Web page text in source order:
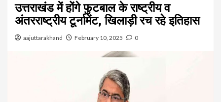
उत्तराखंड में होंगे फुटबाल के राष्ट्रीय व
अंतरराष्ट्रीय टूर्नामेंट, खिलाड़ी रच रहे इतिहास
aajuttarakhand February 10, 2025 0